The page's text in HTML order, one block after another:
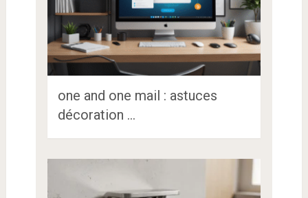
one and one mail : astuces
décoration …